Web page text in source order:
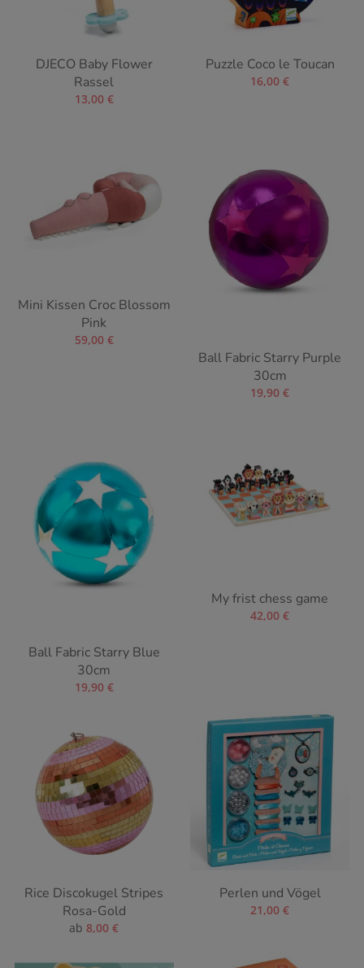
DJECO Baby Flower
Rassel
13,00 €
Puzzle Coco le Toucan
16,00€
Mini Kissen Croc Blossom
Pink
59,00 €
Ball Fabric Starry Purple
30cm
19,90€
Ball Fabric Starry Blue
30cm
19,90 €
My frist chess game
42,00€
Rice Discokugel Stripes
Rosa-Gold
ab8,00€
Perlen und Vögel
21,00€